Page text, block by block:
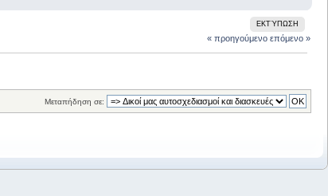
ΕΚΤΎΠΩΣΗ
« προηγούμενο επόμενο »
Μεταπήδηση σε: